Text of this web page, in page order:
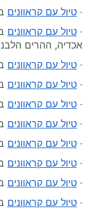
· טיול עם קראוונים
· טיול עם קראוונים
אכדיה, ההרים
· טיול עם קראוונים
· טיול עם קראוונים
· טיול עם קראוונים
· טיול עם קראוונים
· טיול עם קראוונים
· טיול עם קראוונים
· טיול עם קראוונים
· טיול עם קראוונים